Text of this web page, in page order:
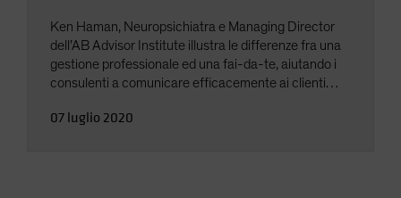
Ken Haman, Neuropsichiatra e Managing Director
dell’AB Advisor Institute illustra le differenze fra una
gestione professionale ed una fai-da-te, aiutando i
consulenti a comunicare efficacemente ai clienti
07 luglio 2020